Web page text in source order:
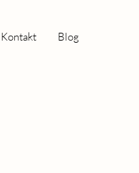
Kontakt Blog